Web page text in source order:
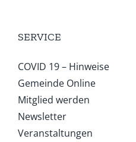
SERVICE
COVID 19 – Hinweise
Gemeinde Online
Mitglied werden
Newsletter
Veranstaltungen